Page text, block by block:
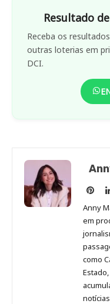
Resultado
Receba os
outras loterias em
DCI.
no
Anny
em
como